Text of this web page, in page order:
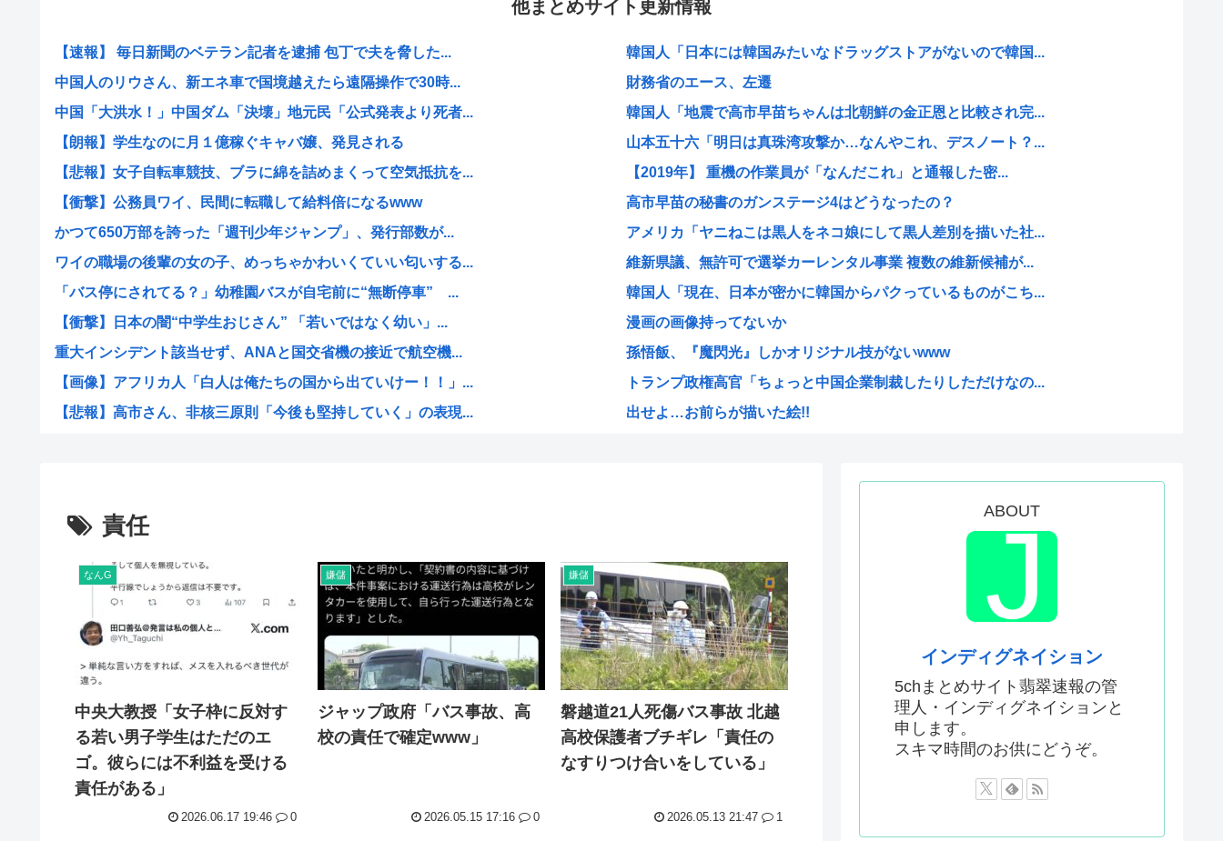
他まとめサイト更新情報
【速報】 毎日新聞のベテラン記者を逮捕 包丁で夫を脅した...
中国人のリウさん、新エネ車で国境越えたら遠隔操作で30時...
中国「大洪水！」中国ダム「決壊」地元民「公式発表より死者...
【朗報】学生なのに月１億稼ぐキャバ嬢、発見される
【悲報】女子自転車競技、ブラに綿を詰めまくって空気抵抗を...
【衝撃】公務員ワイ、民間に転職して給料倍になるwww
かつて650万部を誇った「週刊少年ジャンプ」、発行部数が...
ワイの職場の後輩の女の子、めっちゃかわいくていい匂いする...
「バス停にされてる？」幼稚園バスが自宅前に“無断停車” ...
【衝撃】日本の闇“中学生おじさん” 「若いではなく幼い」...
重大インシデント該当せず、ANAと国交省機の接近で航空機...
【画像】アフリカ人「白人は俺たちの国から出ていけー！！」...
【悲報】高市さん、非核三原則「今後も堅持していく」の表現...
【速報】高市早苗「消費税は絶対に2年後増税する。私の覚悟...
コーエイテクモ、ライザとおしゃべりできるゲームを発売。ム...
もし1941年時点で5隻の大和型戦艦があったら
偶然のホラー。民泊した部屋の壁に、10年前の自分が写った...
自民党「いいこと考えた、ETF売却を加速させて減税の財源...
【ｗ】財務省「減税反対！」 → 高市総理「ふ～ん、人事権...
【ジャップ】介護職員（24）おばあさんの家に訪問してオム...
【必見】大阪・河内長野市で警官が刃物男に発砲‼ その事件...
高市総理「2年後に税率を戻す。私の覚悟だ」 消費減税「責...
韓国人「日本には韓国みたいなドラッグストアがないので韓国...
財務省のエース、左遷
韓国人「地震で高市早苗ちゃんは北朝鮮の金正恩と比較され完...
山本五十六「明日は真珠湾攻撃か…なんやこれ、デスノート？...
【2019年】 重機の作業員が「なんだこれ」と通報した密...
高市早苗の秘書のガンステージ4はどうなったの？
アメリカ「ヤニねこは黒人をネコ娘にして黒人差別を描いた社...
維新県議、無許可で選挙カーレンタル事業 複数の維新候補が...
韓国人「現在、日本が密かに韓国からパクっているものがこち...
漫画の画像持ってないか
孫悟飯、『魔閃光』しかオリジナル技がないwww
トランプ政権高官「ちょっと中国企業制裁したりしただけなの...
出せよ…お前らが描いた絵!!
ひぐらし原作北条沙都子「大きいのやだ！気持ち悪いのやだ！...
海外「日本にはこんな特殊な標識があるんだけど皆は見たこと...
森山前自民党幹事長「日中首脳会談の写真を高市が勝手にSN...
突進してきた牛を跳び越えたら、牛が固まって動かなくなった...
バトル漫画の主人公でライバルがいないキャラ、存在しない
週刊少年ジャンプ、発行部数100万部割れ
小泉進次郎、自衛隊の退役軍人への「支援庁」新設を検討
日本政府、通信監視へ 「トクリュウ対策」
みい山作者「消せ消せ消せ消せ消せ消せ消せ消せ！」
ヤニねこ、BPOで問題視されるwww
海外「日本の電車旅で最高に気分を上げてくれるものがコレ！...
福島県民「え！？俺らへの復興支援は一時停止する感じ！？」...
責任
なんG
中央大教授「女子枠に反対す
る若い男子学生はただのエ
ゴ。彼らには不利益を受ける
責任がある」
2026.06.17 19:46 0
嫌儲
ジャップ政府「バス事故、高
校の責任で確定www」
2026.05.15 17:16 0
嫌儲
磐越道21人死傷バス事故 北越
高校保護者ブチギレ「責任の
なすりつけ合いをしている」
2026.05.13 21:47 1
ABOUT
インディグネイション
5chまとめサイト翡翠速報の管
理人・インディグネイションと
申します。
スキマ時間のお供にどうぞ。